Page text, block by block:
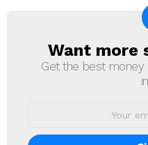
NEWSLETTER
Want more
Get the best money